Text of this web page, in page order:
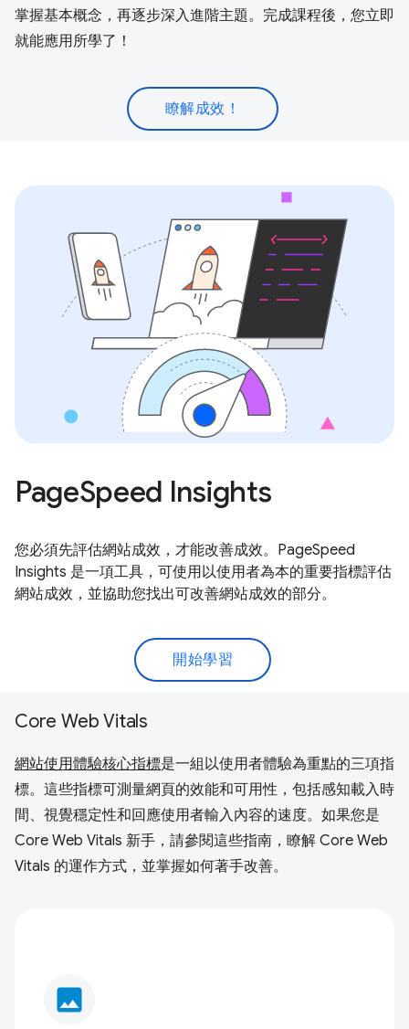
掌握基本概念，再逐步深入進階主題。完成課程後，您立即
就能應用所學了！
瞭解成效！
PageSpeed Insights
您必須先評估網站成效，才能改善成效。PageSpeed
Insights 是一項工具，可使用以使用者為本的重要指標評估
網站成效，並協助您找出可改善網站成效的部分。
開始學習
Core Web Vitals
網站使用體驗核心指標是一組以使用者體驗為重點的三項指
標。這些指標可測量網頁的效能和可用性，包括感知載入時
間、視覺穩定性和回應使用者輸入內容的速度。如果您是
Core Web Vitals 新手，請參閱這些指南，瞭解 Core Web
Vitals 的運作方式，並掌握如何著手改善。
image